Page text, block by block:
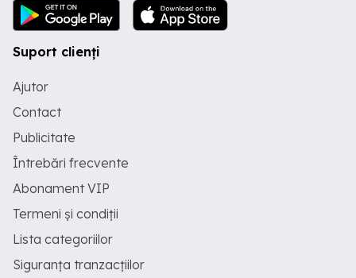
Suport clienți
Ajutor
Contact
Publicitate
Întrebări frecvente
Abonament VIP
Termeni și condiții
Lista categoriilor
Siguranța tranzacțiilor